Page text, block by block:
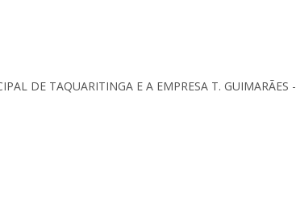
DE TAQUARITINGA E A EMPRESA T. GUIMARÃES -